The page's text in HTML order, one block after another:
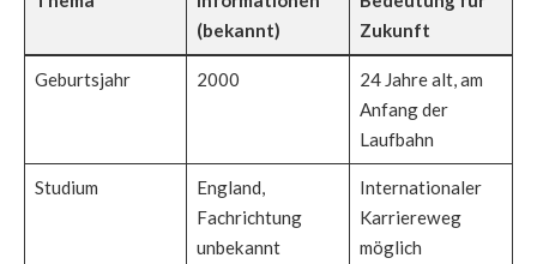
(bekannt)
Zukunft
Geburtsjahr 2000
24 Jahre alt, am
Anfang der
Laufbahn
Studium
England,
Fachrichtung
unbekannt
Internationaler
Karriereweg
möglich